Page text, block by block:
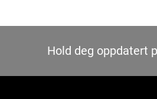
Hold deg oppdatert